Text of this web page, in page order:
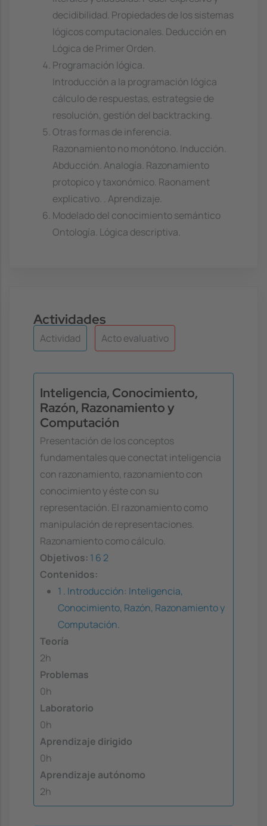
decidibilidad. Propiedades de los sistemas
lógicos computacionales. Deducción en
Lógica de Primer Orden.
Programación lógica.
Introducción a la programación lógica
cálculo de respuestas, estrategsie de
resolución, gestión del backtracking.
Otras formas de inferencia.
Razonamiento no monótono. Inducción.
Abducción. Analogía. Razonamiento
protopico y taxonómico. Raonament
explicativo. . Aprendizaje.
Modelado del conocimiento semántico
Ontología. Lógica descriptiva.
Actividades
Actividad Acto evaluativo
Inteligencia, Conocimiento,
Razón, Razonamiento y
Computación
Presentación de los conceptos
fundamentales que conectat inteligencia
con razonamiento, razonamiento con
conocimiento y éste con su
representación. El razonamiento como
manipulación de representaciones.
Razonamiento como cálculo.
Objetivos: 1 6 2
Contenidos:
1 . Introducción: Inteligencia,
Conocimiento, Razón, Razonamiento y
Computación.
Teoría
2h
Problemas
0h
Laboratorio
0h
Aprendizaje dirigido
0h
Aprendizaje autónomo
2h